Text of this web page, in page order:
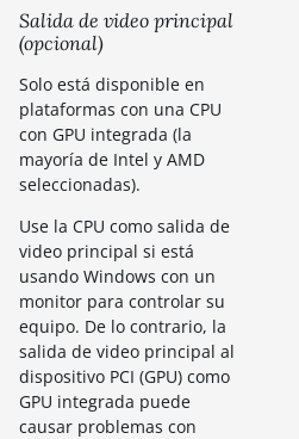
Salida de video principal
(opcional)
Solo está disponible en
plataformas con una CPU
con GPU integrada (la
mayoría de Intel y AMD
seleccionadas).
Use la CPU como salida de
video principal si está
usando Windows con un
monitor para controlar su
equipo. De lo contrario, la
salida de video principal al
dispositivo PCI (GPU) como
GPU integrada puede
causar problemas con